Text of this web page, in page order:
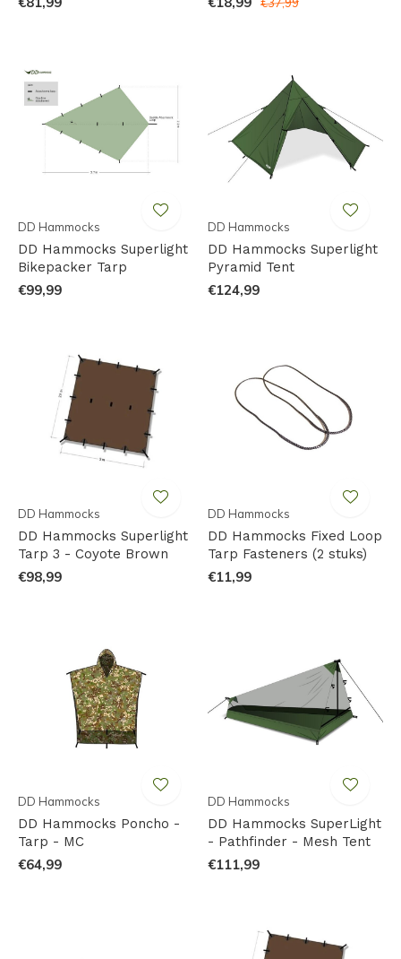
DD Hammocks
DD Hammocks Superlight
Bikepacker Tarp
€99,99
DD Hammocks
DD Hammocks Superlight
Pyramid Tent
€124,99
DD Hammocks
DD Hammocks Superlight
Tarp 3 - Coyote Brown
€98,99
DD Hammocks
DD Hammocks Fixed Loop
Tarp Fasteners (2 stuks)
€11,99
DD Hammocks
DD Hammocks Poncho -
Tarp - MC
€64,99
DD Hammocks
DD Hammocks SuperLight
- Pathfinder - Mesh Tent
€111,99